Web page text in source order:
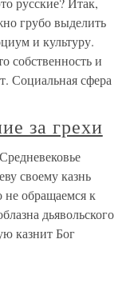
грубо выделить
и культуру.
собственность и
Социальная сфера
за грехи
своему казнь
обращаемся к
дьявольского
казнит Бог